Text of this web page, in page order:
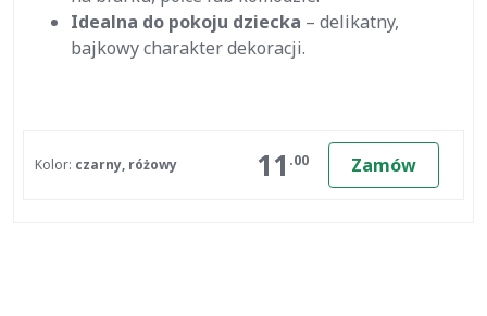
Idealna do pokoju dziecka – delikatny,
bajkowy charakter dekoracji.
Kolor: czarny, różowy 11 .00 Zamów